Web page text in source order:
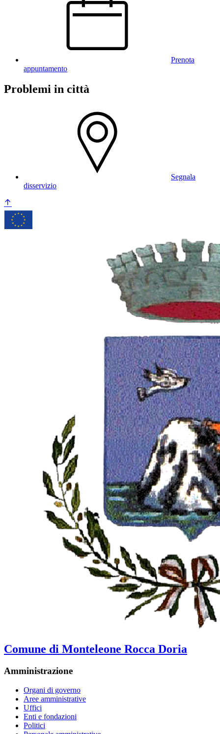
Prenota
appuntamento
Problemi in città
Segnala
disservizio
Comune di Monteleone Rocca Doria
Amministrazione
Organi di governo
Aree amministrative
Uffici
Enti e fondazioni
Politici